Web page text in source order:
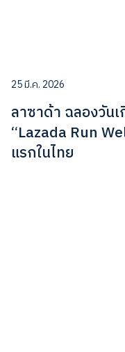
25 มี.ค. 2026
ลาซาด้า ฉลองวัน
“Lazada Run
แรกในไทย